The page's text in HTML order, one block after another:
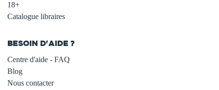
18+
Catalogue libraires
BESOIN D'AIDE ?
Centre d'aide - FAQ
Blog
Nous contacter